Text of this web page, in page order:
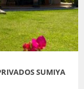
SUMIYA